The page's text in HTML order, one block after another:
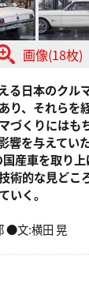
画像(18枚)
る日本のクル
り、それらを
づくりにはも
響を与えてい
産車を取り
術的な見どこ
いく。
●文:横田 晃